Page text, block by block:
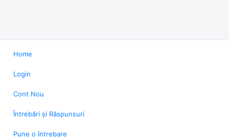
Home
Login
Cont Nou
Întrebări și Răspunsuri
Pune o întrebare